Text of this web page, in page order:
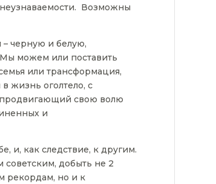
Возможны
– черную и белую,
можем или поставить
или трансформация,
жизнь оголтело, с
продвигающий свою волю
и
и, как следствие, к другим.
советским, добыть не 2
рекордам, но и к